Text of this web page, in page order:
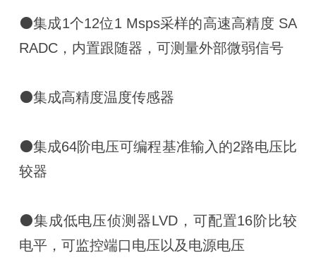
⚫集成1个12位1 Msps采样的高速高精度 SA
RADC，内置跟随器，可测量外部微弱信号
⚫集成高精度温度传感器
⚫集成64阶电压可编程基准输入的2路电压比
较器
⚫集成低电压侦测器LVD，可配置16阶比较
电平，可监控端口电压以及电源电压